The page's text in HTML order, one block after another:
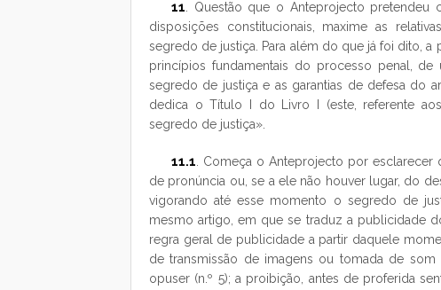
11 . Questão que o Anteprojecto
disposições constitucionais, maxime as
segredo de justiça. Para além do que já foi dito,
princípios fundamentais do processo penal,
segredo de justiça e as garantias de defesa do
dedica o Título I do Livro I (este, referente
segredo de justiça».
11.1 . Começa o Anteprojecto por
de pronúncia ou, se a ele não houver lugar, do
vigorando até esse momento o segredo de
mesmo artigo, em que se traduz a publicidade
regra geral de publicidade a partir daquele
de transmissão de imagens ou tomada de
opuser (n.º 5); a proibição, antes de proferida